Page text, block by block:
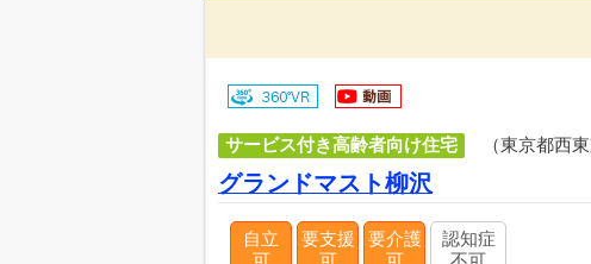
サービス付き高齢者向け住宅 （東京都西東
グランドマスト柳沢
自立
要支援
要介護
認知症